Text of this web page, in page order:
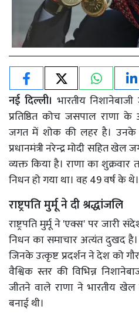
नई दिल्ली।भारतीय
प्रतिष्ठित कोच जसपाल राणा
जगत में शोक की लहर है। उनके
प्रधानमंत्री नरेन्द्र मोदी सहित
व्यक्त किया है। राणा का
निधन हो गया था। वह 49 वर्ष के थे।
राष्ट्रपति मुर्मू ने दी श्रद्धांजलि
राष्ट्रपति मुर्मू ने 'एक्स' पर जारी
निधन का समाचार अत्यंत दुखद
जिनके उत्कृष्ट प्रदर्शन ने देश को
वैश्विक स्तर की विभिन्न
जीतने वाले राणा ने भारतीय
बनाई थी।